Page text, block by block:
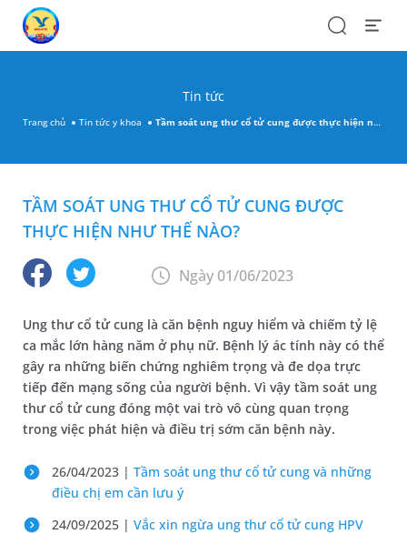
SearchOpen
Tin tức
Trang chủ Tin tức y khoa Tầm soát ung thư cổ tử cung được thực hiện như thế nào?
TẦM SOÁT UNG THƯ CỔ TỬ CUNG ĐƯỢC
THỰC HIỆN NHƯ THẾ NÀO?
Ngày 01/06/2023
Ung thư cổ tử cung là căn bệnh nguy hiểm và chiếm tỷ lệ
ca mắc lớn hàng năm ở phụ nữ. Bệnh lý ác tính này có thể
gây ra những biến chứng nghiêm trọng và đe dọa trực
tiếp đến mạng sống của người bệnh. Vì vậy tầm soát ung
thư cổ tử cung đóng một vai trò vô cùng quan trọng
trong việc phát hiện và điều trị sớm căn bệnh này.
26/04/2023 | Tầm soát ung thư cổ tử cung và những
điều chị em cần lưu ý
24/09/2025 | Vắc xin ngừa ung thư cổ tử cung HPV